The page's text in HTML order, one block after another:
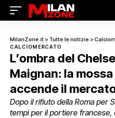
MilanZone.it > Tutte le notizie >
CALCIOMERCATO
L’ombra del
Maignan: la
accende il
Dopo il rifiuto della Roma per
tempi per il portiere